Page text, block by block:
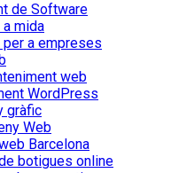
de Software
mida
a empreses
web
WordPress
gràfic
Web
Barcelona
botigues online